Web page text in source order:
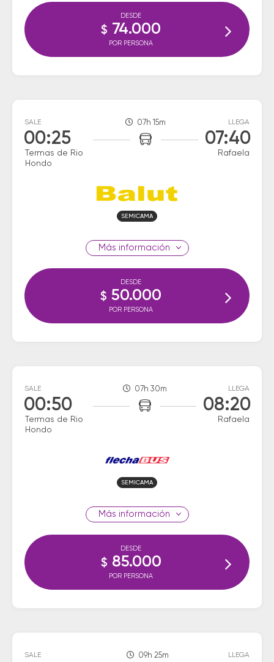
DESDE
$ 74.000
POR PERSONA
SALE
00:25
Termas de Rio
Hondo
07h 15m LLEGA
07:40
Rafaela
SEMICAMA
información
DESDE
$ 50.000
POR PERSONA
SALE
00:50
Termas de Rio
Hondo
07h 30m LLEGA
08:20
Rafaela
SEMICAMA
información
DESDE
$ 85.000
POR PERSONA
SALE 09h 25m LLEGA